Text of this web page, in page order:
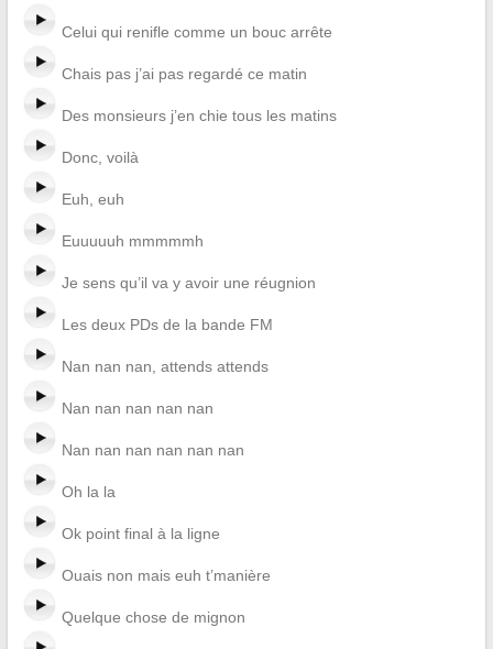
Celui qui renifle comme un bouc arrête
Chais pas j’ai pas regardé ce matin
Des monsieurs j’en chie tous les matins
Donc, voilà
Euh, euh
Euuuuuh mmmmmh
Je sens qu’il va y avoir une réugnion
Les deux PDs de la bande FM
Nan nan nan, attends attends
Nan nan nan nan nan
Nan nan nan nan nan nan
Oh la la
Ok point final à la ligne
Ouais non mais euh t’manière
Quelque chose de mignon